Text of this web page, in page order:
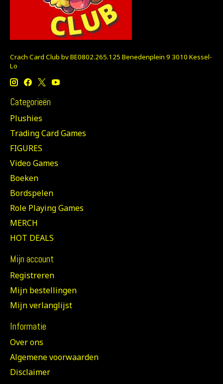
Crach Card Club bv BE0802.265.125 Benedenplein 9 3010 Kessel-
Lo
Categorieën
Plushies
Trading Card Games
FIGURES
Video Games
Boeken
Bordspelen
Role Playing Games
MERCH
HOT DEALS
Mijn account
Registreren
Mijn bestellingen
Mijn verlanglijst
Informatie
Over ons
Algemene voorwaarden
Disclaimer